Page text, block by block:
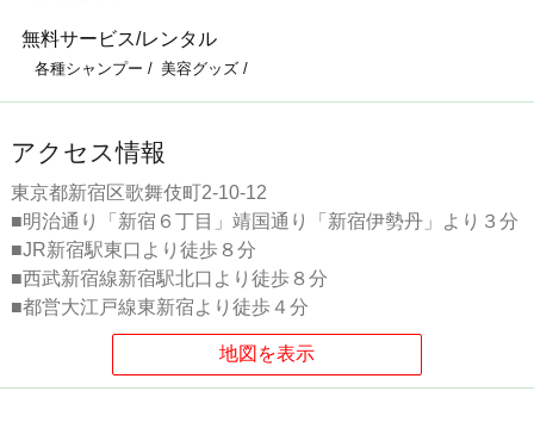
無料サービス/レンタル
各種シャンプー 美容グッズ
アクセス情報
東京都新宿区歌舞伎町2-10-12
■明治通り「新宿６丁目」靖国通り「新宿伊勢丹」より３分
■JR新宿駅東口より徒歩８分
■西武新宿線新宿駅北口より徒歩８分
■都営大江戸線東新宿より徒歩４分